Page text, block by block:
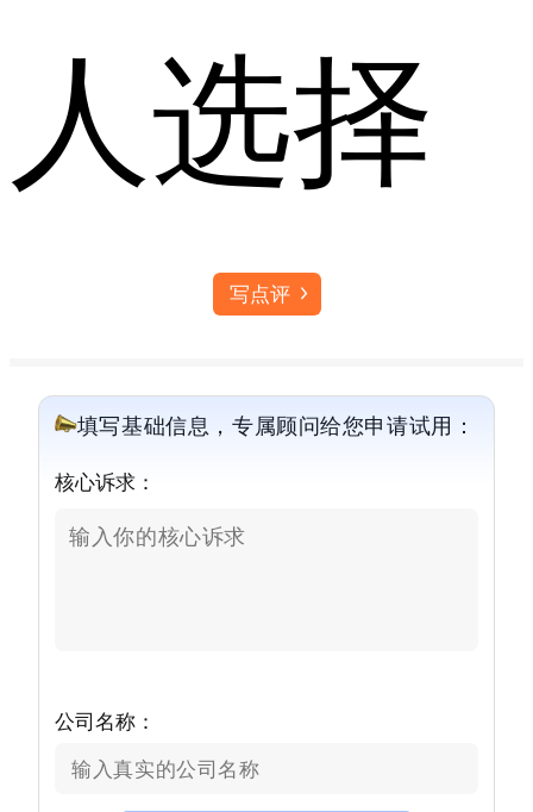
人选择
写点评
填写基础信息，专属顾问给您申请试用：
核心诉求：
公司名称：